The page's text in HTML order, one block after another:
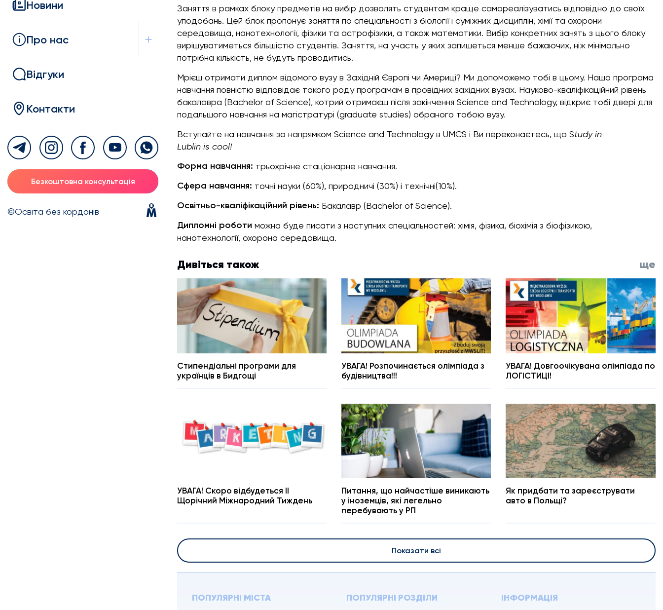
Новини
Про нас
Відгуки
Контакти
Безкоштовна консультація
©Освіта без кордонів
Заняття в рамках блоку предметів на вибір дозволять студентам краще самореалізуватись відповідно до своїх
уподобань. Цей блок пропонує заняття по спеціальності з біології і суміжних дисциплін, хімії та охорони
середовища, нанотехнології, фізики та астрофізики, а також математики. Вибір конкретних занять з цього блоку
вирішуватиметься більшістю студентів. Заняття, на участь у яких запишеться менше бажаючих, ніж мінімально
потрібна кількість, не будуть проводитись.
Мрієш отримати диплом відомого вузу в Західній Європі чи Америці? Ми допоможемо тобі в цьому. Наша програма
навчання повністю відповідає такого роду програмам в провідних західних вузах. Науково-кваліфікаційний рівень
бакалавра (Bachelor of Science), котрий отримаєш після закінчення Science and Technology, відкриє тобі двері для
подальшого навчання на магістратурі (graduate studies) обраного тобою вузу.
Вступайте на навчання за напрямком Science and Technology в UMCS і Ви переконаєтесь, що Studyin
Lublin is cool!
Форма навчання: трьохрічне стаціонарне навчання.
Сфера навчання: точні науки (60%), природничі (30%) i технічні(10%).
Освітньо-кваліфікаційний рівень: Бакалавр (Bachelor of Science).
Дипломні роботи можна буде писати з наступних cпеціальностей: хімія, фізика, біохімія з біофізикою,
нанотехнології, охорона середовища.
Дивіться також ще
Стипендіальні програми для
українців в Бидгощі
УВАГА! Розпочинається олімпіада з
будівництва!!!
УВАГА! Довгоочікувана олімпіада по
ЛОГІСТИЦІ!
УВАГА! Скоро відбудеться IІ
Щорічний Міжнародний Тиждень
Питання, що найчастіше виникають
у іноземців, які легельно
перебувають у РП
Як придбати та зареєструвати
авто в Польщі?
Показати всі
ПОПУЛЯРНІ МІСТА ПОПУЛЯРНІ РОЗДІЛИ ІНФОРМАЦІЯ